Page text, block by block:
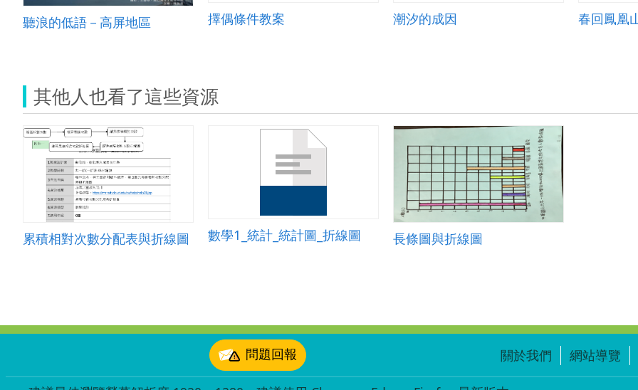
聽浪的低語－高屏地區 擇偶條件教案 潮汐的成因 春回鳳凰
其他人也看了這些資源
累積相對次數分配表與折線圖 數學1_統計_統計圖_折線圖 長條圖與折線圖
問題回報 關於我們 網站導覽